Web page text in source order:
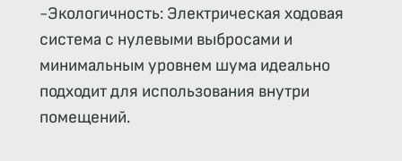
-Экологичность: Электрическая ходовая
система с нулевыми выбросами и
минимальным уровнем шума идеально
подходит для использования внутри
помещений.